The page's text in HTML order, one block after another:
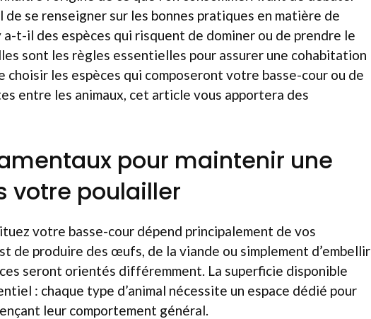
se renseigner sur les bonnes pratiques en matière de
t-il des espèces qui risquent de dominer ou de prendre le
sont les règles essentielles pour assurer une cohabitation
choisir les espèces qui composeront votre basse-cour ou de
entre les animaux, cet article vous apportera des
pour maintenir une
votre poulailler
votre basse-cour dépend principalement de vos
de produire des œufs, de la viande ou simplement d’embellir
seront orientés différemment. La superficie disponible
: chaque type d’animal nécessite un espace dédié pour
leur comportement général.